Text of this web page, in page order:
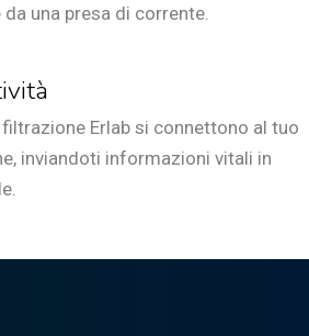
una presa di corrente.
Erlab si connettono al tuo
inviandoti informazioni vitali in